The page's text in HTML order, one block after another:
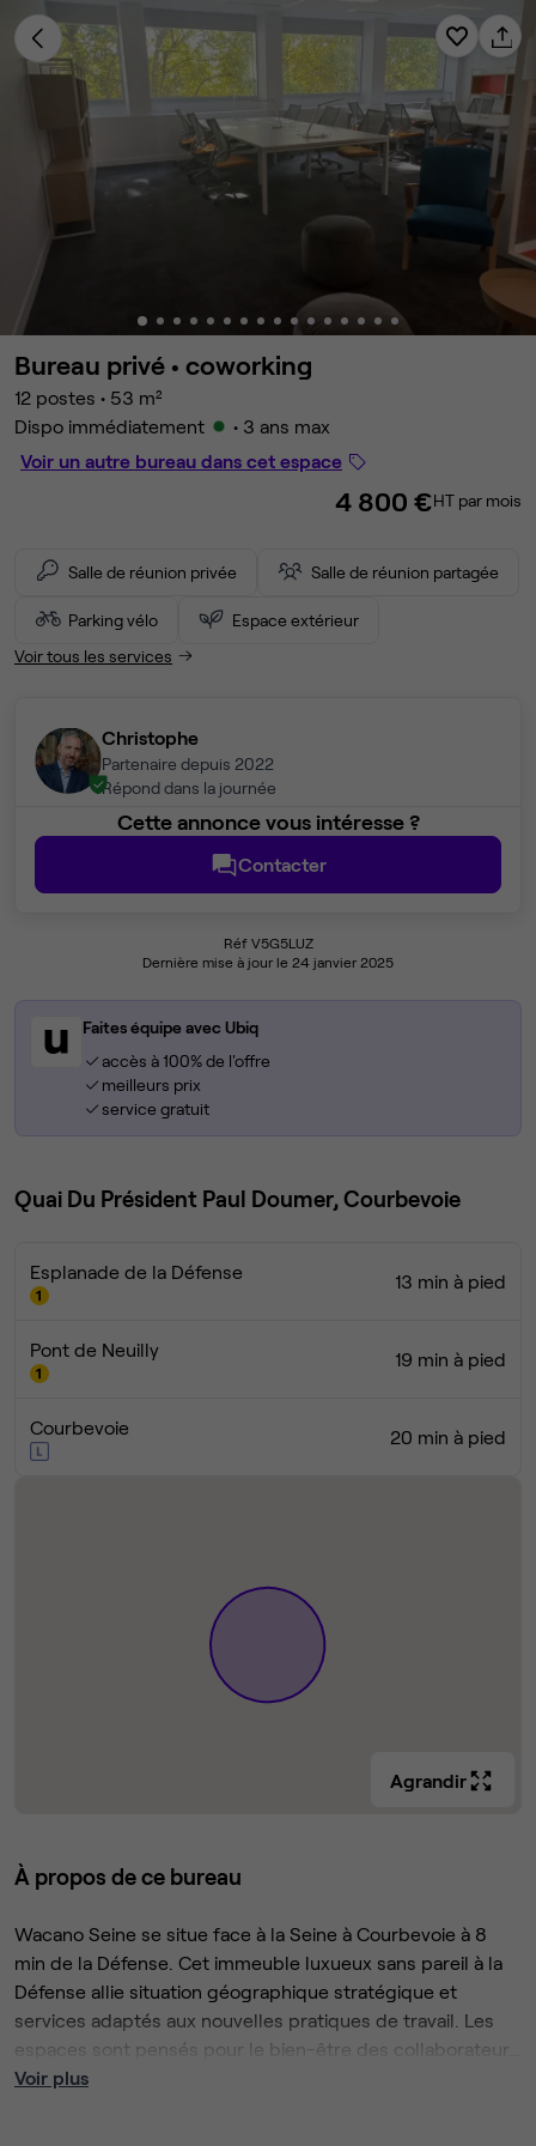
Bureau privé • coworking
12 postes • 53 m²
Dispo immédiatement
• 3 ans max
Voir un autre bureau dans cet espace
4 800 €HT par mois
Salle de réunion privée Salle de réunion partagée
Parking vélo
Espace extérieur
Voir tous les services
Christophe
Partenaire depuis 2022
Répond dans la journée
Cette annonce vous intéresse ?
Contacter
Réf V5G5LUZ
Dernière mise à jour le 24 janvier 2025
Faites équipe avec Ubiq
accès à 100% de l'offre
meilleurs prix
service gratuit
Quai Du Président Paul Doumer, Courbevoie
Esplanade de la Défense 13 min à pied
Pont de Neuilly 19 min à pied
Courbevoie 20 min à pied
Agrandir
À propos de ce bureau
Wacano Seine se situe face à la Seine à Courbevoie à 8
min de la Défense. Cet immeuble luxueux sans pareil à la
Défense allie situation géographique stratégique et
services adaptés aux nouvelles pratiques de travail. Les
espaces sont pensés pour le bien-être des collaborateurs
et l’accueil de vos partenaires de prestige.
Voir plus